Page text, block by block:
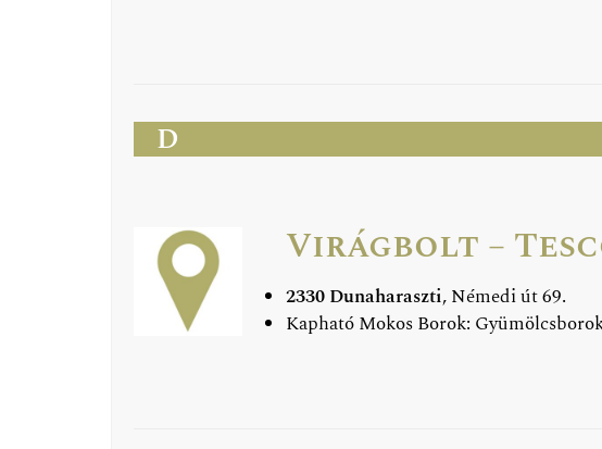
D
Virágbolt –
2330 Dunaharaszti, Némedi út 69.
Kapható Mokos Borok: